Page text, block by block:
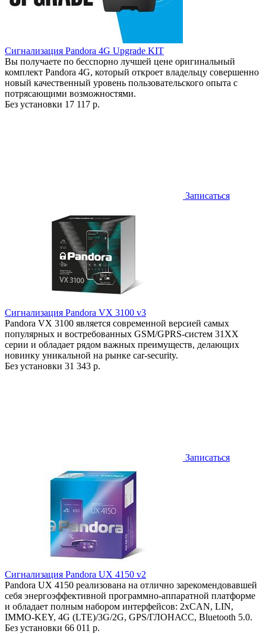
Сигнализация Pandora 4G Upgrade KIT
Вы получаете по бесспорно лучшей цене оригинальный
комплект Pandora 4G, который откроет владельцу совершенно
новый качественный уровень пользовательского опыта с
потрясающими возможностями.
Без установки 17 117 р.
Записаться
Сигнализация Pandora VX 3100 v3
Pandora VX 3100 является современной версией самых
популярных и востребованных GSM/GPRS-систем 31ХХ
серии и обладает рядом важных преимуществ, делающих
новинку уникальной на рынке car-security.
Без установки 31 343 р.
Записаться
Сигнализация Pandora UX 4150 v2
Pandora UX 4150 реализована на отлично зарекомендовавшей
себя энергоэффективной программно-аппаратной платформе
и обладает полным набором интерфейсов: 2хCAN, LIN,
IMMO-KEY, 4G (LTE)/3G/2G, GPS/ГЛОНАСС, Bluetooth 5.0.
Без установки 66 011 р.